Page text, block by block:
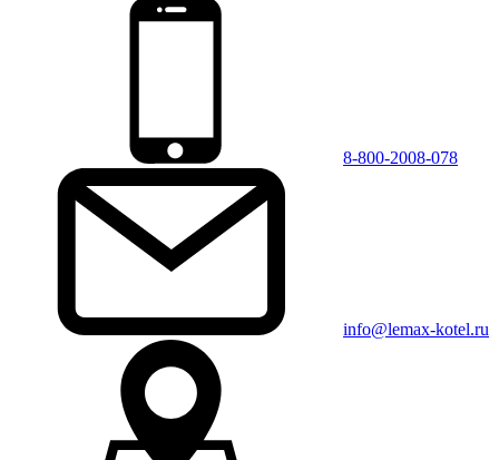
8-800-2008-078
info@lemax-kotel.ru